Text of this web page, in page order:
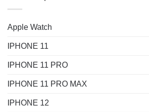
Apple Watch
IPHONE 11
IPHONE 11 PRO
IPHONE 11 PRO MAX
IPHONE 12